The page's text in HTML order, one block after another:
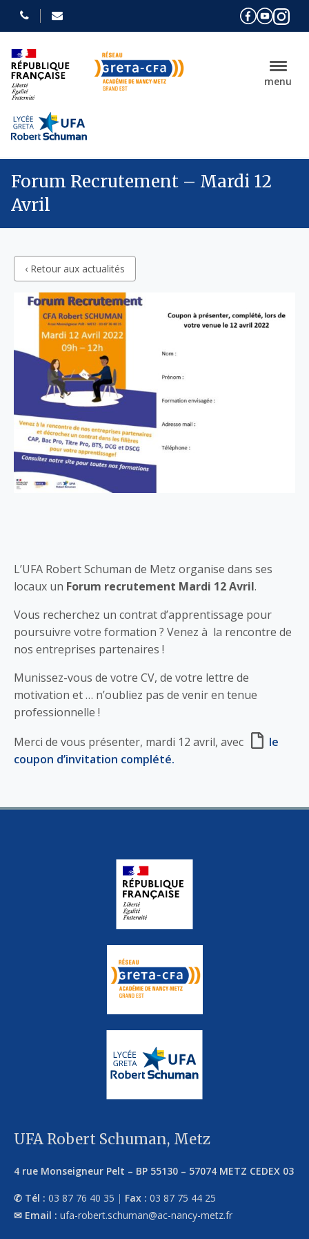
menu
Forum Recrutement – Mardi 12
Avril
‹ Retour aux actualités
L’UFA Robert Schuman de Metz organise dans ses
locaux un Forum recrutement Mardi 12 Avril.
Vous recherchez un contrat d’apprentissage pour
poursuivre votre formation ? Venez à la rencontre de
nos entreprises partenaires !
Munissez-vous de votre CV, de votre lettre de
motivation et … n’oubliez pas de venir en tenue
professionnelle !
Merci de vous présenter, mardi 12 avril, avec
le
coupon d’invitation complété.
UFA Robert Schuman, Metz
4 rue Monseigneur Pelt – BP 55130 – 57074 METZ CEDEX 03
Tél : 03 87 76 40 35 | Fax : 03 87 75 44 25
Email : ufa-robert.schuman@ac-nancy-metz.fr